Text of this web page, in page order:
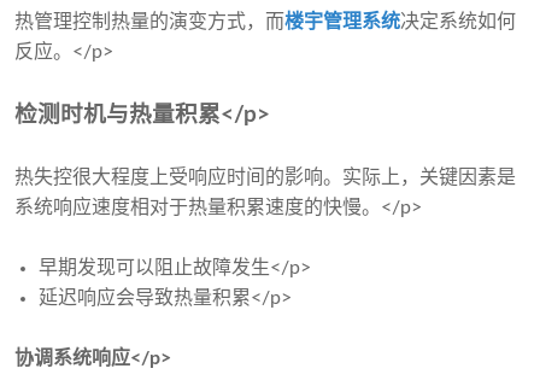
热管理控制热量的演变方式，而楼宇管理系统决定系统如何
反应。</p>
检测时机与热量积累</p>
热失控很大程度上受响应时间的影响。实际上，关键因素是
系统响应速度相对于热量积累速度的快慢。</p>
早期发现可以阻止故障发生</p>
延迟响应会导致热量积累</p>
协调系统响应</p>